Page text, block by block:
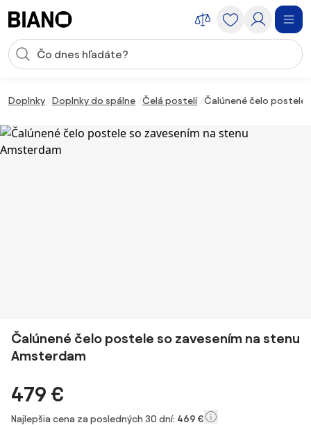
Vstup pre vyhľadávanie
Doplnky Doplnky do spálne Čelá postelí Čalúnené čelo postele
Čalúnené čelo postele so zavesením na stenu
Amsterdam
479 €
Najlepšia cena za posledných 30 dní: 469 €